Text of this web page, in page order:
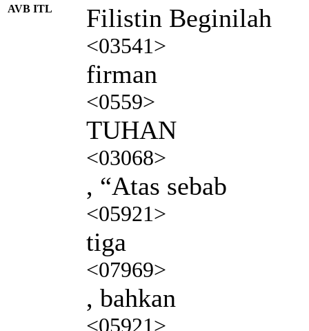
AVB ITL Filistin Beginilah
<03541>
firman
<0559>
TUHAN
<03068>
, “Atas sebab
<05921>
tiga
<07969>
, bahkan
<05921>